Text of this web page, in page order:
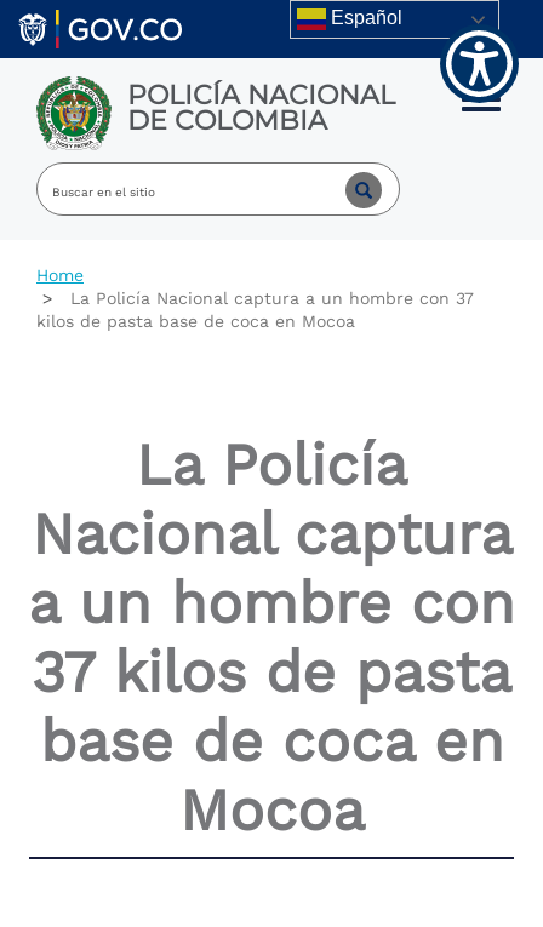
Welcome
All
Accessibility
screen
reader.
Accessibility
shortcut
activates
screen
reader
interact
Skip to main content Español
POLICÍA NACIONAL
DE COLOMBIA Toggle
Home
La Policía Nacional captura a un hombre con 37
kilos de pasta base de coca en Mocoa
La Policía
Nacional captura
a un hombre con
37 kilos de pasta
base de coca en
Mocoa